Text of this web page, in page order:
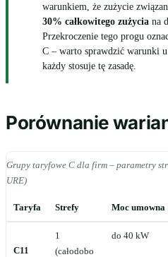
warunkiem, że zużycie
30% całkowitego zużycia na
Przekroczenie tego progu
C – warto sprawdzić warunki
każdy stosuje tę zasadę.
Porównanie
Grupy taryfowe C dla firm – parametry
URE)
Taryfa Strefy Moc umowna
C11
1
(całodobo
do 40 kW